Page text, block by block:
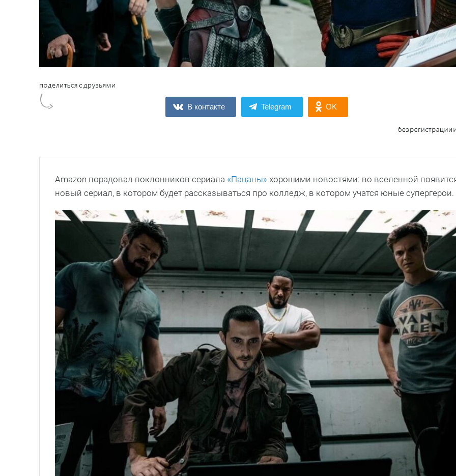
В контакте Telegram OK
Amazon порадовал поклонников сериала «Пацаны» хорошими новостями: во вселенной
новый сериал, в котором будет рассказываться про колледж, в котором учатся юные супергерои.